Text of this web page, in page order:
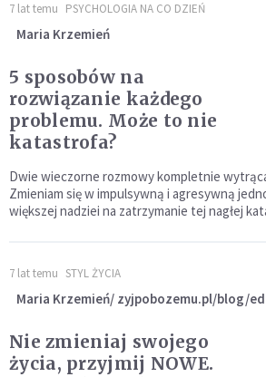
7 lat temu PSYCHOLOGIA NA CO DZIEŃ
Maria Krzemień
5 sposobów na
rozwiązanie każdego
problemu. Może to nie
katastrofa?
Dwie wieczorne rozmowy kompletnie
Zmieniam się w impulsywną i agresywną
większej nadziei na zatrzymanie tej nagłej
7 lat temu STYL ŻYCIA
Maria Krzemień/ zyjpobozemu.pl/blog/ed
Nie zmieniaj swojego
życia, przyjmij NOWE.